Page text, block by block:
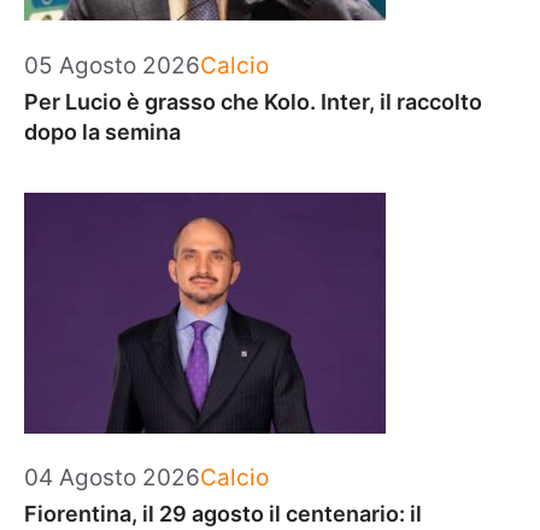
05 Agosto 2026Categorie
Calcio
Per Lucio è grasso che Kolo. Inter, il raccolto
dopo la semina
04 Agosto 2026Categorie
Calcio
Fiorentina, il 29 agosto il centenario: il